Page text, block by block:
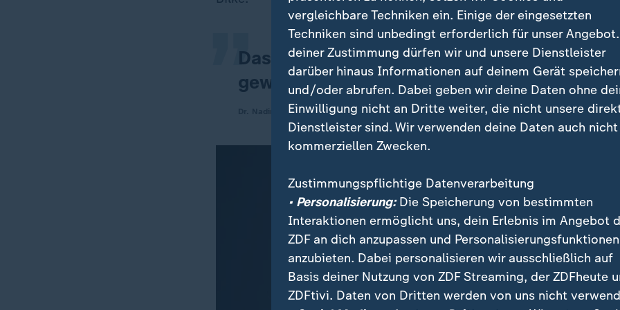
Dass wir Bill und Tom Kaulitz für die
gewinnen konnten, macht die
Dr. Nadine Bilke, ZDF-Programmdirektorin
vergleichbare Techniken ein. Einige der eingesetzten
Techniken sind unbedingt erforderlich für unser
deiner Zustimmung dürfen wir und unsere Dienstleister
darüber hinaus Informationen auf deinem Gerät
und/oder abrufen. Dabei geben wir deine Daten ohne
Einwilligung nicht an Dritte weiter, die nicht unsere
Dienstleister sind. Wir verwenden deine Daten auch nicht
kommerziellen Zwecken.
Zustimmungspflichtige Datenverarbeitung
• Personalisierung:Die Speicherung von bestimmten
Interaktionen ermöglicht uns, dein Erlebnis im Angebot
ZDF an dich anzupassen und Personalisierungsfunktionen
anzubieten. Dabei personalisieren wir ausschließlich auf
Basis deiner Nutzung von ZDF Streaming, der ZDFheute
ZDFtivi. Daten von Dritten werden von uns nicht